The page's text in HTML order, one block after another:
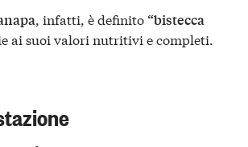
, infatti, è definito “bistecca
ai suoi valori nutritivi e completi.